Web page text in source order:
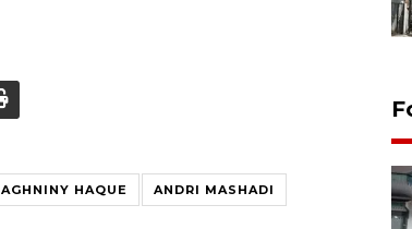
AGHNINY HAQUE ANDRI MASHADI